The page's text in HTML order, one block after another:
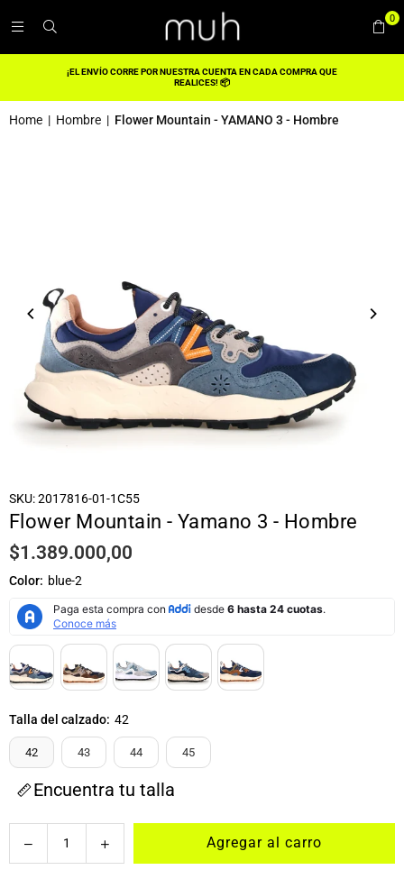
0
¡EL ENVÍO CORRE POR NUESTRA CUENTA EN CADA COMPRA QUE
REALICES! 📦
Home | Hombre | Flower Mountain - YAMANO 3 - Hombre
SKU:2017816-01-1C55
Flower Mountain - Yamano 3 - Hombre
Precio
habitual
$1.389.000,00
Color: blue-2
Talla del calzado: 42
42 43 44 45
Encuentra tu talla
Agregar al carro